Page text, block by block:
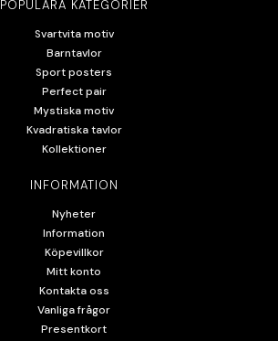
POPULÄRA KATEGORIER
Svartvita motiv
Barntavlor
Sport posters
Perfect pair
Mystiska motiv
Kvadratiska tavlor
Kollektioner
INFORMATION
Nyheter
Information
Köpevillkor
Mitt konto
Kontakta oss
Vanliga frågor
Presentkort